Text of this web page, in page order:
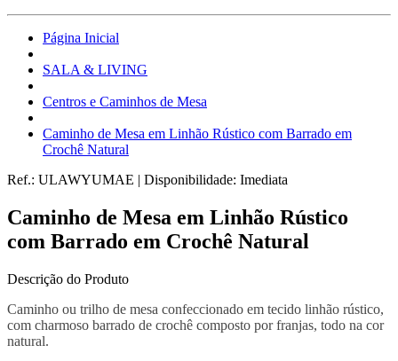
Página Inicial
SALA & LIVING
Centros e Caminhos de Mesa
Caminho de Mesa em Linhão Rústico com Barrado em
Crochê Natural
Ref.: ULAWYUMAE | Disponibilidade: Imediata
Caminho de Mesa em Linhão Rústico
com Barrado em Crochê Natural
Descrição do Produto
Caminho ou trilho de mesa confeccionado em tecido linhão rústico,
com charmoso barrado de crochê composto por franjas, todo na cor
natural.